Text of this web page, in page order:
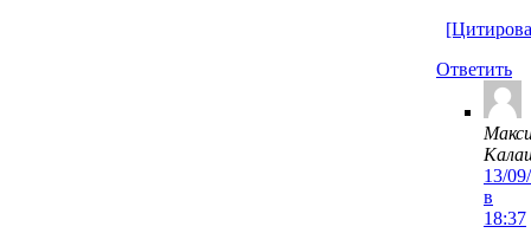
Ответить
13/
в
18:37